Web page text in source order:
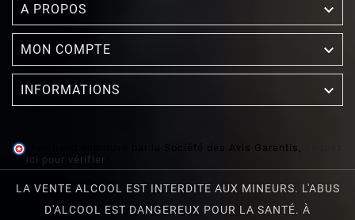
A PROPOS 
MON COMPTE 
INFORMATIONS 
Marchand approuvé par la Société des Avis Garantis,
ici pour vérifier
LA VENTE ALCOOL EST INTERDITE AUX MINEURS. L'ABUS
D'ALCOOL EST DANGEREUX POUR LA SANTÉ. À